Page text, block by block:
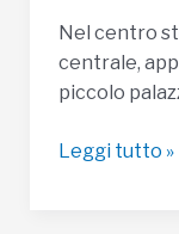
Nel centro
centrale,
piccolo
Leggi tutto »